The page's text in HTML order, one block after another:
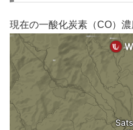
現在の一酸化炭素（CO）濃